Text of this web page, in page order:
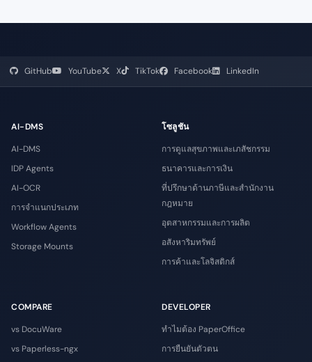
GitHub YouTube X TikTok Facebook LinkedIn
AI-DMS
AI-DMS
IDP Agents
AI-OCR
การจำแนกประเภท
Workflow Agents
Storage Mounts
โซลูชัน
การดูแลสุขภาพและเภสัชกรรม
ธนาคารและการเงิน
ที่ปรึกษาด้านภาษีและสำนักงาน
กฎหมาย
อุตสาหกรรมและการผลิต
อสังหาริมทรัพย์
การค้าและโลจิสติกส์
COMPARE
vs DocuWare
vs Paperless-ngx
DEVELOPER
ทำไมต้อง PaperOffice
การยืนยันตัวตน